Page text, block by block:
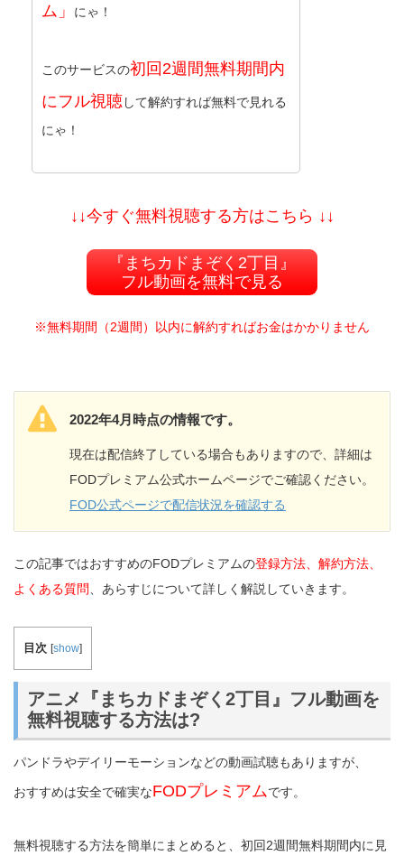
ム」
にゃ！
このサービスの初回2週間無料期間内
にフル視聴して解約すれば無料で見れる
にゃ！
↓↓今すぐ無料視聴する方はこちら ↓↓
『まちカドまぞく2丁目』
フル動画を無料で見る
※無料期間（2週間）以内に解約すればお金はかかりません
2022年4月時点の情報です。
現在は配信終了している場合もありますので、詳細は
FODプレミアム公式ホームページでご確認ください。
FOD公式ページで配信状況を確認する
この記事ではおすすめのFODプレミアムの登録方法、解約方法、
よくある質問
、あらすじについて詳しく解説していきます。
目次 [show]
アニメ『まちカドまぞく2丁目』フル動画を
無料視聴する方法は?
パンドラやデイリーモーションなどの動画試聴もありますが、
おすすめは安全で確実なFODプレミアムです。
無料視聴する方法を簡単にまとめると、初回2週間無料期間内に見